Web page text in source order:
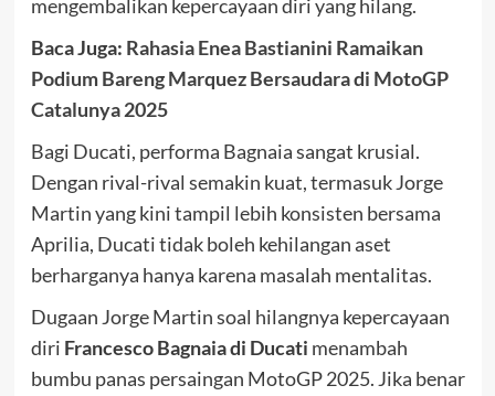
mengembalikan kepercayaan diri yang hilang.
Baca Juga: Rahasia Enea Bastianini Ramaikan
Podium Bareng Marquez Bersaudara di MotoGP
Catalunya 2025
Bagi Ducati, performa Bagnaia sangat krusial.
Dengan rival-rival semakin kuat, termasuk Jorge
Martin yang kini tampil lebih konsisten bersama
Aprilia, Ducati tidak boleh kehilangan aset
berharganya hanya karena masalah mentalitas.
Dugaan Jorge Martin soal hilangnya kepercayaan
diri Francesco Bagnaia di Ducati menambah
bumbu panas persaingan MotoGP 2025. Jika benar